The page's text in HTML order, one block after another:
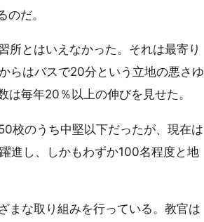
だ。
所とはいえなかった。それは最寄り
らはバスで20分という立地の悪さゆ
毎年20％以上の伸びを見せた。
校のうち中堅以下だったが、現在は
進し、しかもわずか100名程度と地
まな取り組みを行っている。教官は